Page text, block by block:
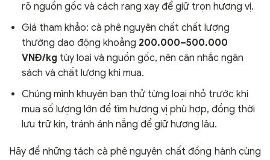
rõ nguồn gốc và cách rang xay để giữ trọn hương vị.
Giá tham khảo: cà phê nguyên chất chất lượng
thường dao động khoảng 200.000–500.000
VNĐ/kg tùy loại và nguồn gốc, nên cân nhắc ngân
sách và chất lượng khi mua.
Chúng mình khuyên bạn thử từng loại nhỏ trước khi
mua số lượng lớn để tìm hương vị phù hợp, đồng thời
lưu trữ kín, tránh ánh nắng để giữ hương lâu.
Hãy để những tách cà phê nguyên chất đồng hành cùng